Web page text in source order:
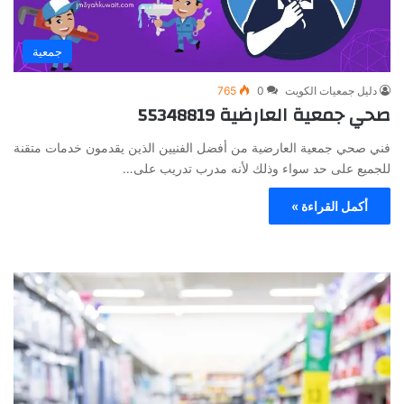
جمعية
دليل جمعيات الكويت 0
765
صحي جمعية العارضية 55348819
فني صحي جمعية العارضية من أفضل الفنيين الذين يقدمون خدمات متقنة
للجميع على حد سواء وذلك لأنه مدرب تدريب على…
أكمل القراءة »